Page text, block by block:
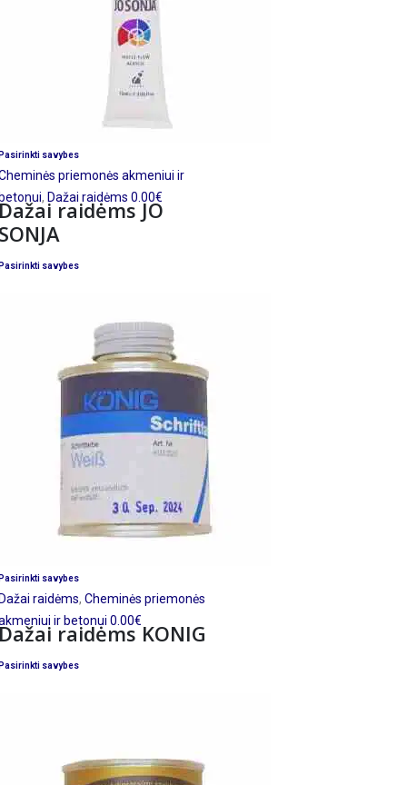
savybesŠis
produktas
turi
kelis
Variantus
gaminio
puslapyje
priemonės akmeniui ir
, Dažai raidėms 0.00€
raidėms JO
savybesŠis
kelis
variantus.
Variantus
galite
pasirinkti
gaminio
puslapyje
savybesŠis
produktas
turi
kelis
variantus.
puslapyje
raidėms, Cheminės priemonės
ir betonui 0.00€
raidėms KONIG
savybesŠis
Variantus